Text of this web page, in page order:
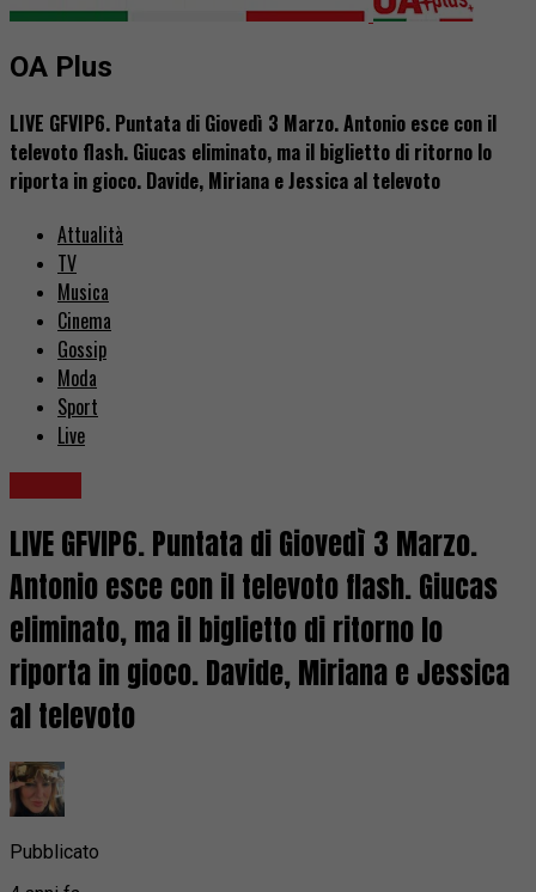
OA Plus
LIVE GFVIP6. Puntata di Giovedì 3 Marzo. Antonio esce con il
televoto flash. Giucas eliminato, ma il biglietto di ritorno lo
riporta in gioco. Davide, Miriana e Jessica al televoto
Attualità
TV
Musica
Cinema
Gossip
Moda
Sport
Live
LIVE GFVIP6. Puntata di Giovedì 3 Marzo.
Antonio esce con il televoto flash. Giucas
eliminato, ma il biglietto di ritorno lo
riporta in gioco. Davide, Miriana e Jessica
al televoto
Pubblicato